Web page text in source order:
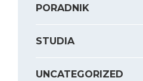
PORADNIK
STUDIA
UNCATEGORIZED